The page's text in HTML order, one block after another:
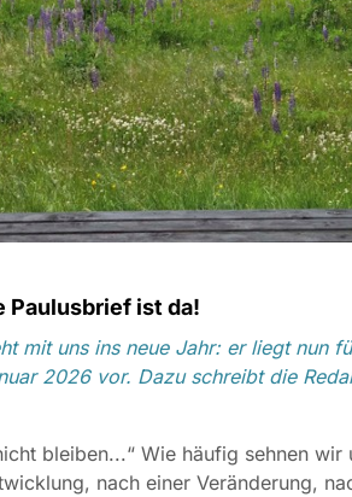
Paulusbrief ist da!
mit uns ins neue Jahr: er liegt nun
2026 vor. Dazu schreibt die
bleiben...“ Wie häufig sehnen wir
nach einer Veränderung,